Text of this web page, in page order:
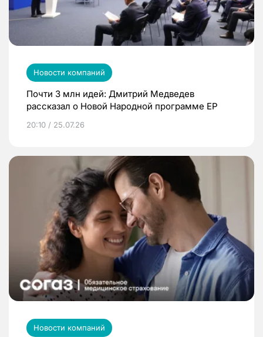
Новости компаний
Почти 3 млн идей: Дмитрий Медведев
рассказал о Новой Народной программе ЕР
20:10 / 25.07.26
Новости компаний